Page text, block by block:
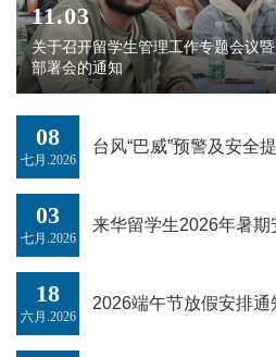
11.03
关于召开留学生管理工作专题会议
部署会的通知
08
七月.2026
台风“巴威”预警及安全
03
七月.2026
来华留学生2026年暑
18
六月.2026
2026端午节放假安排通